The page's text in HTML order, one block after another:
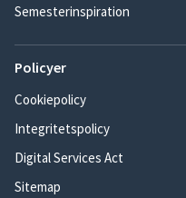
Semesterinspiration
Policyer
Cookiepolicy
Integritetspolicy
Digital Services Act
Sitemap